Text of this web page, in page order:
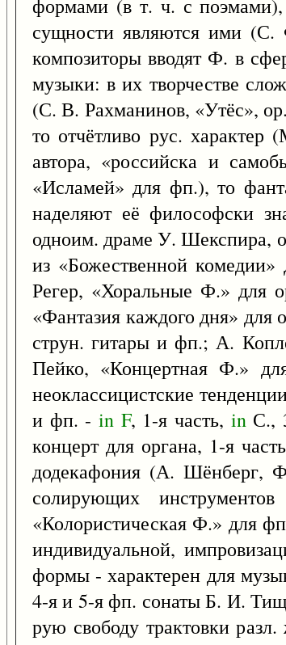
формами (в т. ч. с
сущности являются ими
композиторы вводят Ф. в
музыки: в их творчестве
(С. В. Рахманинов, «Утёс»,
то отчётливо рус.
автора, «российска и
«Исламей» для фп.), то
наделяют её философски
одноим. драме У. Шекспира,
из «Божественной
Регер, «Хоральные Ф.» для
«Фантазия каждого дня»
струн. гитары и фп.; А.
Пейко, «Концертная Ф.»
неоклассицистские
и фп. - in F, 1-я часть, inС.,
концерт для органа, 1-я
додекафония (А.
солирующих
«Колористическая Ф.» для
индивидуальной,
формы - характерен для
4-я и 5-я фп. сонаты Б. И.
рую свободу трактовки